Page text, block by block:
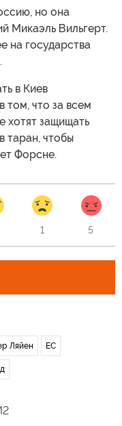
но она
Микаэль Вильгерт.
на государства
в Киев
что за всем
хотят защищать
таран, чтобы
Форсне.
1 5
Ляйен ЕС